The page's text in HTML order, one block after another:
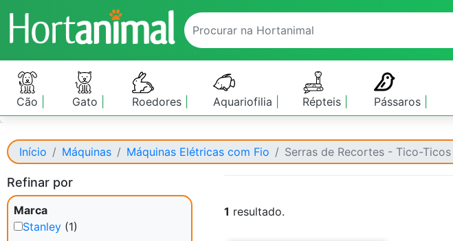
Cão Gato Roedores Aquariofilia Répteis Pássaros
Início Máquinas Máquinas Elétricas com Fio Serras de Recortes - Tico-Ticos
Refinar por
Marca
Stanley (1)
1 resultado.